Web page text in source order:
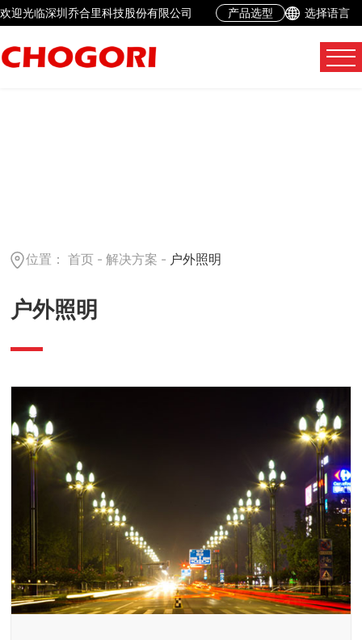
欢迎光临深圳乔合里科技股份有限公司 产品选型 选择语言
位置：首页 -解决方案 - 户外照明
户外照明